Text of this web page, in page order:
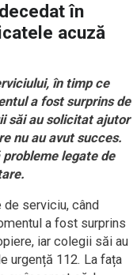
în
acuză
în timp ce
a fost surprins de
săi au solicitat ajutor
nu au avut succes.
legate de
de serviciu, când
a fost surprins
iar colegii săi au
urgență 112. La fața